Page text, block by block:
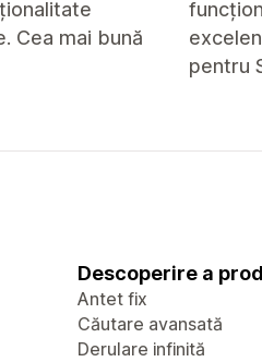
Cea mai bună
pentru
Descoperire a
Antet fix
Căutare avansată
Derulare infinită